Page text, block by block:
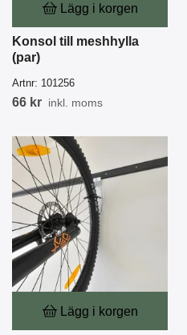
Lägg i korgen
Konsol till meshhylla
(par)
Artnr: 101256
66 kr inkl. moms
Lägg i korgen